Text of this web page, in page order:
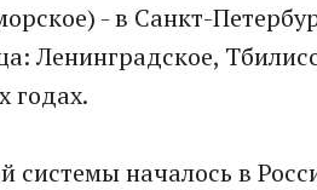
- в Санкт-
Ленинградское,
годах.
системы началось в